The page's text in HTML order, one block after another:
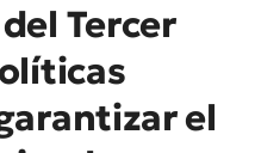
Tercer
el